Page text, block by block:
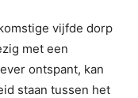
vijfde dorp
met een
ontspant, kan
staan tussen het